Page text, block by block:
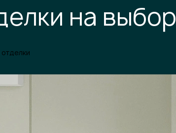
на выбор